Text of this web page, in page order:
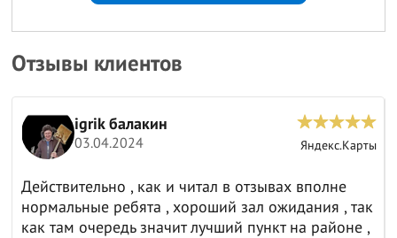
Отзывы клиентов
igrik балакин
03.04.2024 Яндекс.Карты
Действительно , как и читал в отзывах вполне
нормальные ребята , хороший зал ожидания , так
как там очередь значит лучший пункт на районе ,